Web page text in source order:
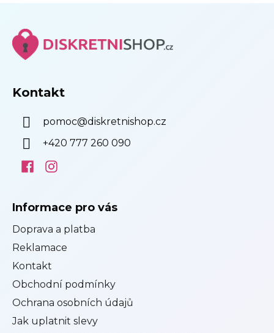
Kontakt
pomoc@diskretnishop.cz
+420 777 260 090
Informace pro vás
Doprava a platba
Reklamace
Kontakt
Obchodní podmínky
Ochrana osobních údajů
Jak uplatnit slevy